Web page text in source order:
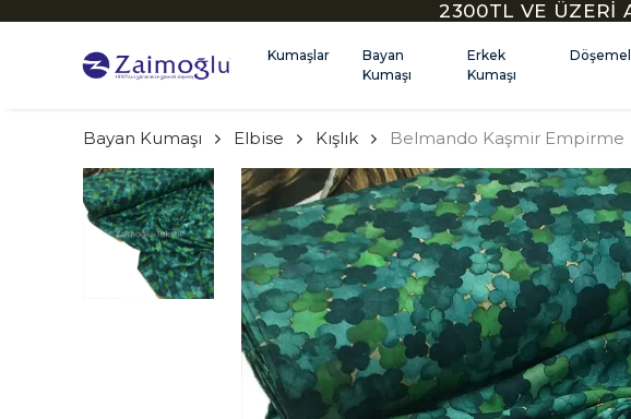
2300TL VE ÜZERİ
Kumaşlar
Bayan
Kumaşı
Erkek
Kumaşı
Bayan Kumaşı Elbise Kışlık Belmando Kaşmir Empirme